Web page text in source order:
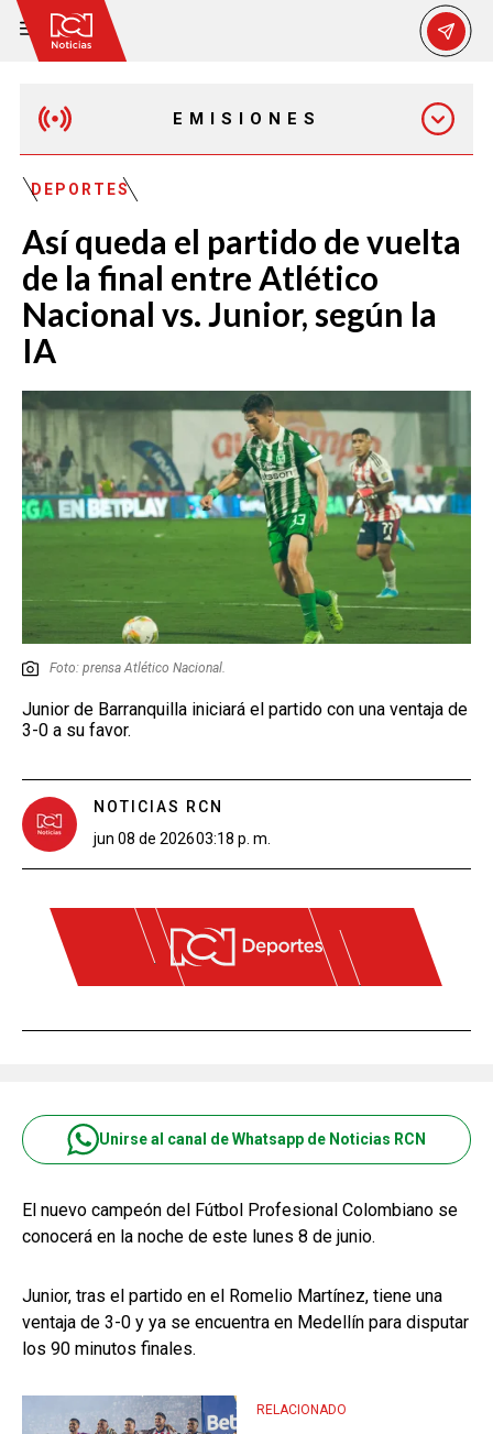
EMISIONES
EMISIÓN 12:30 PM
EMISIÓN 7:00 PM
EMISIÓN 11:30 PM
DEPORTES
Así queda el partido de vuelta
de la final entre Atlético
Nacional vs. Junior, según la
IA
Foto: prensa Atlético Nacional.
Junior de Barranquilla iniciará el partido con una ventaja de
3-0 a su favor.
NOTICIAS RCN
jun 08 de 202603:18 p. m.
Unirse al canal de Whatsapp de Noticias RCN
El nuevo campeón del Fútbol Profesional Colombiano se
conocerá en la noche de este lunes 8 de junio.
Junior, tras el partido en el Romelio Martínez, tiene una
ventaja de 3-0 y ya se encuentra en Medellín para disputar
los 90 minutos finales.
RELACIONADO